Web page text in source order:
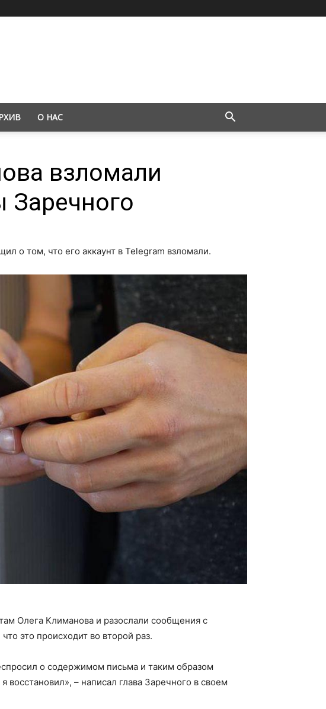
О НАС
взломали
Заречного
о том, что его аккаунт в Telegram взломали.
Олега Климанова и разослали сообщения с
это происходит во второй раз.
о содержимом письма и таким образом
– написал глава Заречного в своем